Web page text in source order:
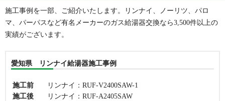
施工事例を一部、ご紹介いたします。リンナイ、ノーリツ、パロ
マ、パーパスなど有名メーカーのガス給湯器交換なら3,500件以上の
実績がございます。
愛知県 リンナイ給湯器施工事例
施工前
リンナイ：RUF-V2400SAW-1
施工後
リンナイ：RUF-A2405SAW